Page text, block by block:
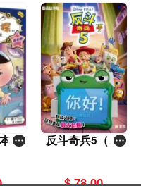
(1
怪
反斗奇兵5（圖